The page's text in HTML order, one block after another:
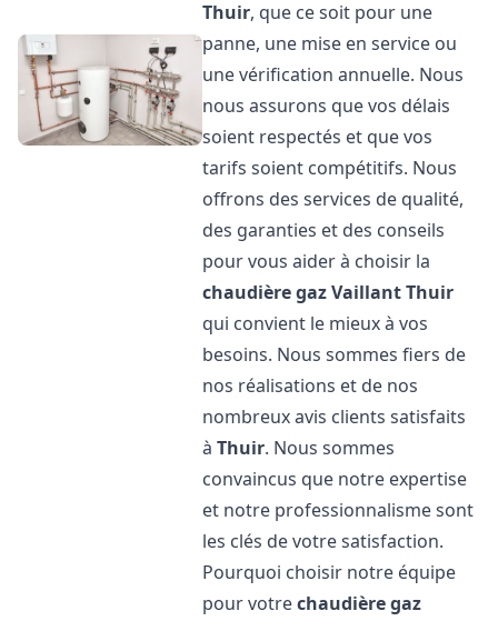
Thuir, que ce soit pour une
panne, une mise en service ou
une vérification annuelle. Nous
nous assurons que vos délais
soient respectés et que vos
tarifs soient compétitifs. Nous
offrons des services de qualité,
des garanties et des conseils
pour vous aider à choisir la
chaudière gaz VaillantThuir
qui convient le mieux à vos
besoins. Nous sommes fiers de
nos réalisations et de nos
nombreux avis clients satisfaits
àThuir. Nous sommes
convaincus que notre expertise
et notre professionnalisme sont
les clés de votre satisfaction.
Pourquoi choisir notre équipe
pour votrechaudière gaz